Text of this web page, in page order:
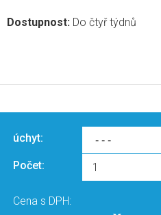
Dostupnost: Do čtyř týdnů
úchyt:
Počet:
Cena s DPH: